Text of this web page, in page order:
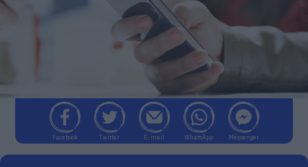
Facebook Twitter E-mail WhatsApp Messenger